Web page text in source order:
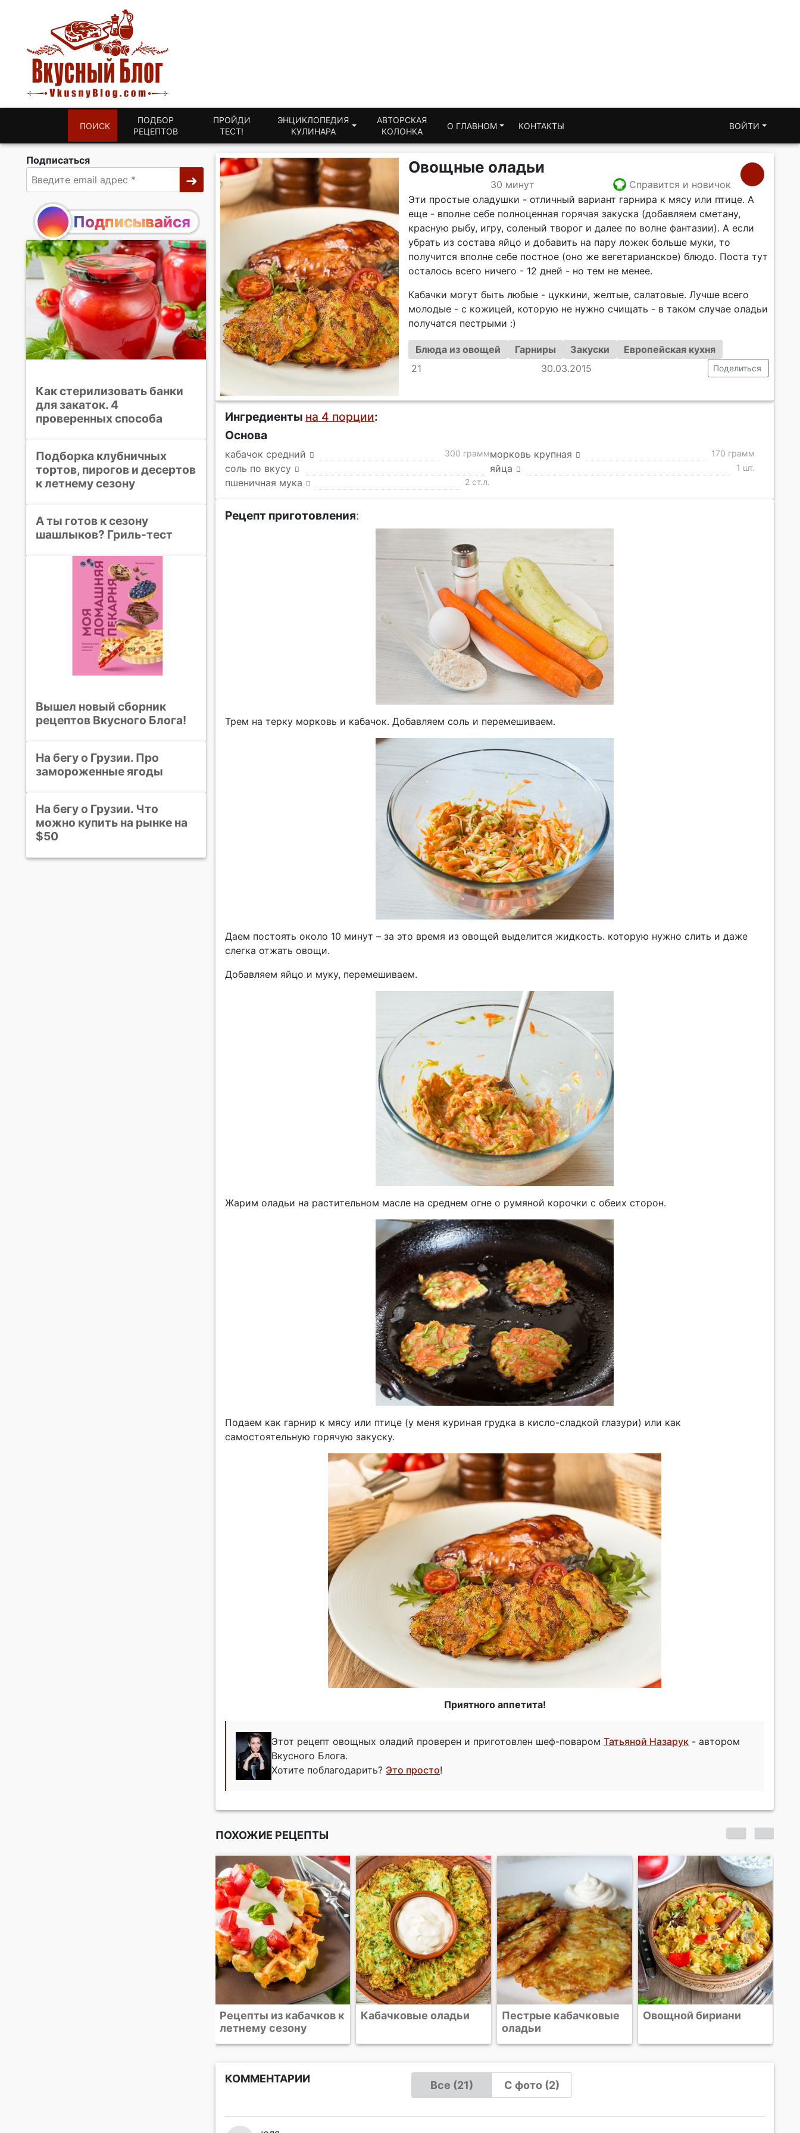
ПОИСК
ПОДБОР
РЕЦЕПТОВ
ПРОЙДИ
ТЕСТ!
ЭНЦИКЛОПЕДИЯ
КУЛИНАРА
АВТОРСКАЯ
КОЛОНКА
О ГЛАВНОМ КОНТАКТЫ ВОЙТИ
Овощные оладьи
30 минут
Справится и новичок
Эти простые оладушки - отличный вариант гарнира к мясу или птице. А
еще - вполне себе полноценная горячая закуска (добавляем сметану,
красную рыбу, игру, соленый творог и далее по волне фантазии). А если
убрать из состава яйцо и добавить на пару ложек больше муки, то
получится вполне себе постное (оно же вегетарианское) блюдо. Поста тут
осталось всего ничего - 12 дней - но тем не менее.
Кабачки могут быть любые - цуккини, желтые, салатовые. Лучше всего
молодые - с кожицей, которую не нужно счищать - в таком случае оладьи
получатся пестрыми :)
Блюда из овощей Гарниры Закуски
Европейская кухня
21
30.03.2015 Поделиться
Ингредиенты на 4 порции:
Основа
кабачок средний 300 граммморковь крупная 170 грамм
соль по вкусу яйца 1 шт.
пшеничная мука 2 ст.л.
Рецепт приготовления:
Трем на терку морковь и кабачок. Добавляем соль и перемешиваем.
Даем постоять около 10 минут – за это время из овощей выделится жидкость. которую нужно слить и даже
слегка отжать овощи.
Добавляем яйцо и муку, перемешиваем.
Жарим оладьи на растительном масле на среднем огне о румяной корочки с обеих сторон.
Подаем как гарнир к мясу или птице (у меня куриная грудка в кисло-сладкой глазури) или как
самостоятельную горячую закуску.
Приятного аппетита!
Этот рецепт овощных оладий проверен и приготовлен шеф-поваром Татьяной Назарук - автором
Вкусного Блога.
Хотите поблагодарить? Это просто!
ПОХОЖИЕ РЕЦЕПТЫ
Кабачковые оладьи
Пестрые кабачковые
Овощной бириани
Кабачковые оладьи со
сметанным соусом и
лососем
КОММЕНТАРИИ
Все (21) С фото (2)
Подписаться
Подписывайся
Как стерилизовать банки
для закаток. 4
проверенных способа
Подборка клубничных
тортов, пирогов и десертов
к летнему сезону
А ты готов к сезону
шашлыков? Гриль-тест
Вышел новый сборник
рецептов Вкусного Блога!
На бегу о Грузии. Про
замороженные ягоды
На бегу о Грузии. Что
можно купить на рынке на
$50